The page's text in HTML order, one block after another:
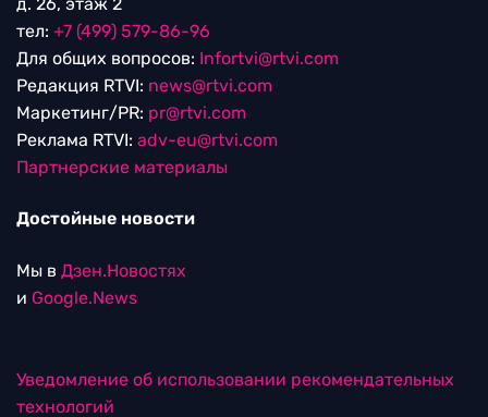
тел: +7 (499) 579-86-96
Для общих вопросов: Infortvi@rtvi.com
Редакция RTVI: news@rtvi.com
Маркетинг/PR: pr@rtvi.com
Реклама RTVI: adv-eu@rtvi.com
Партнерские материалы
Достойные новости
Мы в Дзен.Новостях
и Google.News
Уведомление об использовании рекомендательных
технологий